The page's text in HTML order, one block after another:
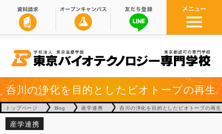
呑川の浄化を目的としたビオトープの再生
トップページ Blog 産学連携 呑川の浄化を目的としたビオトープの再生
産学連携